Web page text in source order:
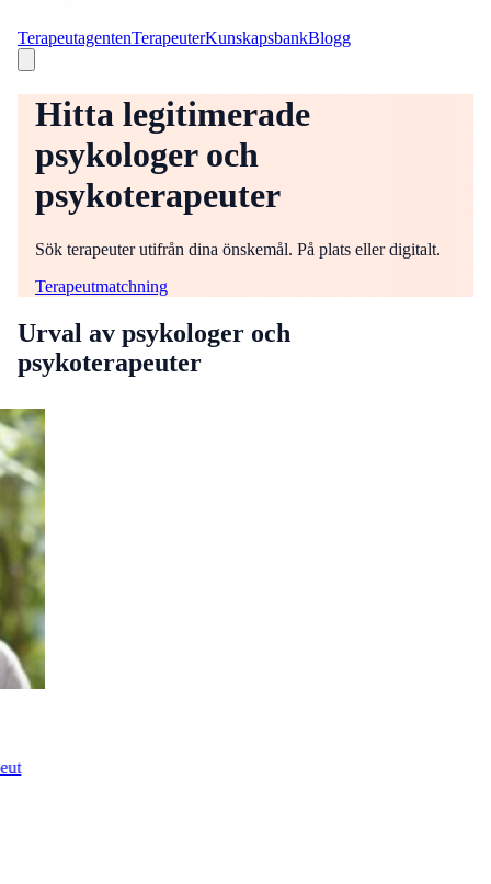
TerapeutagentenTerapeuterKunskapsbankBlogg
Hitta legitimerade
psykologer och
psykoterapeuter
Sök terapeuter utifrån dina önskemål. På plats eller digitalt.
Terapeutmatchning
Urval av psykologer och
psykoterapeuter